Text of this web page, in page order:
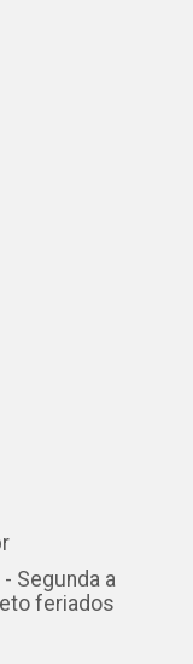
Segunda a
feriados